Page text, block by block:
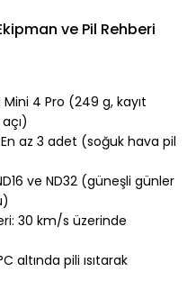
ve Pil Rehberi
4 Pro (249 g, kayıt
az 3 adet (soğuk hava pil
ve ND32 (güneşli günler
30 km/s üzerinde
altında pili ısıtarak